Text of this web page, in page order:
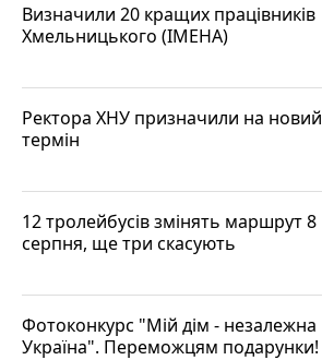
Визначили 20 кращих працівників
Хмельницького (ІМЕНА)
Ректора ХНУ призначили на новий
термін
12 тролейбусів змінять маршрут 8
серпня, ще три скасують
Фотоконкурс "Мій дім - незалежна
Україна". Переможцям подарунки!